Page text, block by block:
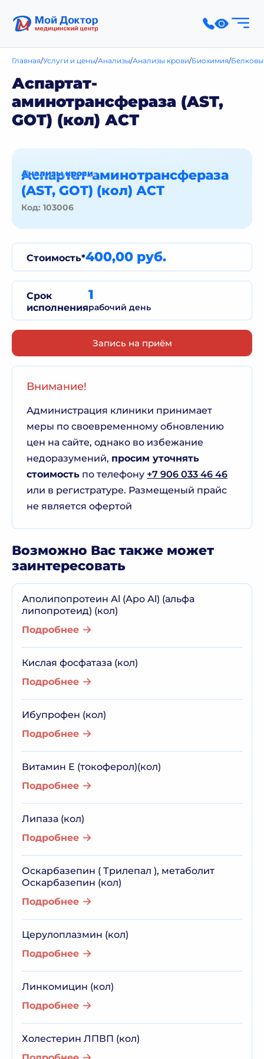
Главная Услуги и цены Анализы Анализы крови Биохимия
Аспартат-
аминотрансфераза (AST,
GOT) (кол) АСТ
Аспартат-аминотрансфераза
(AST, GOT) (кол) АСТ
Код: 103006
Анализы крови
Стоимость*400,00 руб.
Срок
исполнения
1
рабочий день
Запись на приём
Внимание!
Администрация клиники принимает
меры по своевременному обновлению
цен на сайте, однако во избежание
недоразумений, просим уточнять
стоимость по телефону +7 906 033 46 46
или в регистратуре. Размещеный прайс
не является офертой
Возможно Вас также может
заинтересовать
Аполипопротеин Аl (Аро Аl) (альфа
липопротеид) (кол)
Подробнее
Кислая фосфатаза (кол)
Подробнее
Ибупрофен (кол)
Подробнее
Витамин Е (токоферол)(кол)
Подробнее
Липаза (кол)
Подробнее
Оскарбазепин ( Трилепал ), метаболит
Оскарбазепин (кол)
Подробнее
Церулоплазмин (кол)
Подробнее
Линкомицин (кол)
Подробнее
Холестерин ЛПВП (кол)